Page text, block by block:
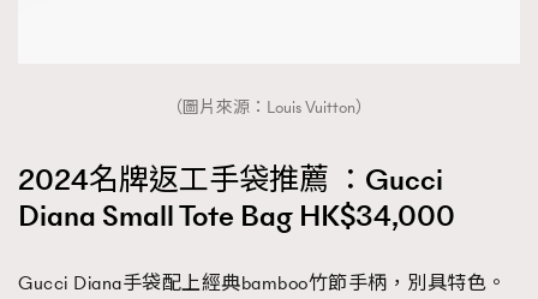
（圖片來源：Louis Vuitton）
2024名牌返工手袋推薦 ：Gucci
Diana Small Tote Bag HK$34,000
Gucci Diana手袋配上經典bamboo竹節手柄，別具特色。